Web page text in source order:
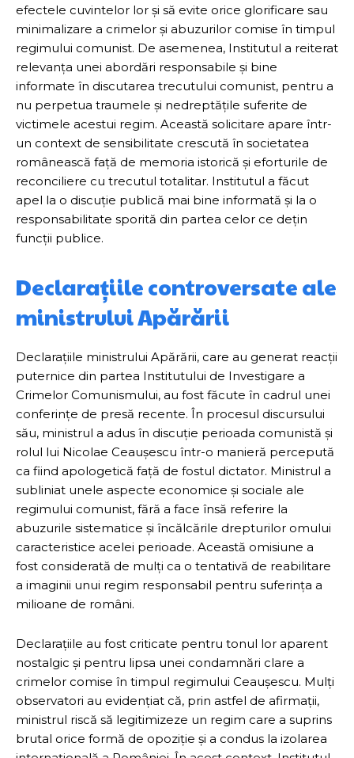
efectele cuvintelor lor și să evite orice glorificare sau
minimalizare a crimelor și abuzurilor comise în timpul
regimului comunist. De asemenea, Institutul a reiterat
relevanța unei abordări responsabile și bine
informate în discutarea trecutului comunist, pentru a
nu perpetua traumele și nedreptățile suferite de
victimele acestui regim. Această solicitare apare într-
un context de sensibilitate crescută în societatea
românească față de memoria istorică și eforturile de
reconciliere cu trecutul totalitar. Institutul a făcut
apel la o discuție publică mai bine informată și la o
responsabilitate sporită din partea celor ce dețin
funcții publice.
Declarațiile controversate ale
ministrului Apărării
Declarațiile ministrului Apărării, care au generat reacții
puternice din partea Institutului de Investigare a
Crimelor Comunismului, au fost făcute în cadrul unei
conferințe de presă recente. În procesul discursului
său, ministrul a adus în discuție perioada comunistă și
rolul lui Nicolae Ceaușescu într-o manieră percepută
ca fiind apologetică față de fostul dictator. Ministrul a
subliniat unele aspecte economice și sociale ale
regimului comunist, fără a face însă referire la
abuzurile sistematice și încălcările drepturilor omului
caracteristice acelei perioade. Această omisiune a
fost considerată de mulți ca o tentativă de reabilitare
a imaginii unui regim responsabil pentru suferința a
milioane de români.
Declarațiile au fost criticate pentru tonul lor aparent
nostalgic și pentru lipsa unei condamnări clare a
crimelor comise în timpul regimului Ceaușescu. Mulți
observatori au evidențiat că, prin astfel de afirmații,
ministrul riscă să legitimizeze un regim care a suprins
brutal orice formă de opoziție și a condus la izolarea